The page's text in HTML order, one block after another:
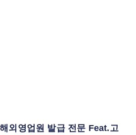
외영업원 발급 전문 Feat.고